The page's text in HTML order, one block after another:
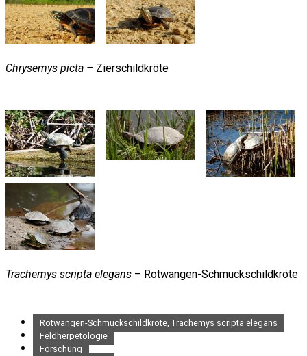
Chrysemys picta – Zierschildkröte
Trachemys scripta elegans – Rotwangen-Schmuckschildkröte
Rotwangen-Schmuckschildkröte, Trachemys scripta elegans
Feldherpetologie
Forschung